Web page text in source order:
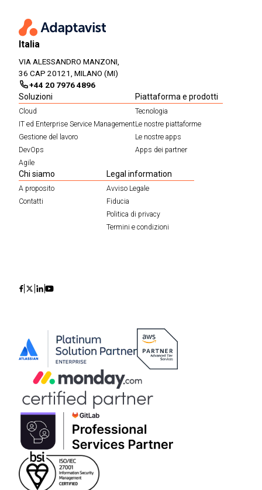
Italia
VIA ALESSANDRO MANZONI,
36 CAP 20121, MILANO (MI)
+44 20 7976 4896
Soluzioni
Cloud
IT ed Enterprise Service Management
Gestione del lavoro
DevOps
Agile
Piattaforma e prodotti
Tecnologia
Le nostre piattaforme
Le nostre apps
Apps dei partner
Chi siamo
A proposito
Contatti
Legal information
Avviso Legale
Fiducia
Politica di privacy
Termini e condizioni
IconIconIconIcon